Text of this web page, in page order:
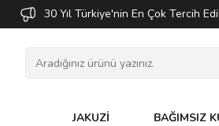
30 Yıl Türkiye'nin En Çok Tercih
JAKUZİ BAĞIMSIZ